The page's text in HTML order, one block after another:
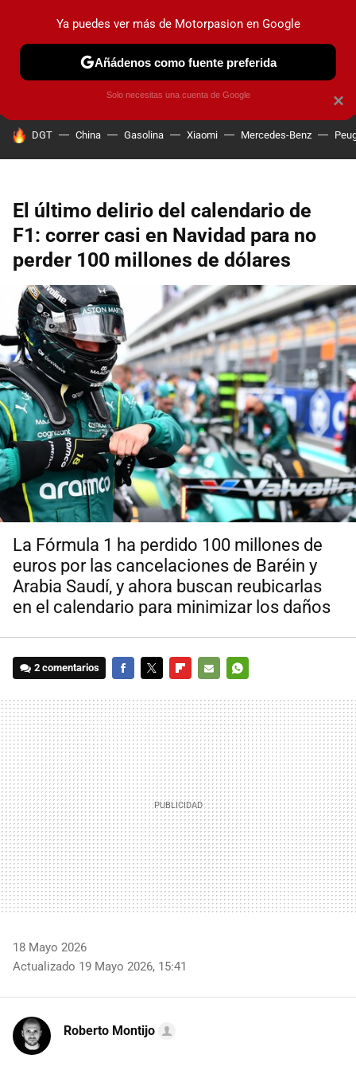
PRUEBAS COCHES ELÉCTRICOS OBSERVATORIO
HOY SE HABLA DE
DGT China Gasolina Xiaomi Mercedes-Benz
El último delirio del calendario de
F1: correr casi en Navidad para no
perder 100 millones de dólares
La Fórmula 1 ha perdido 100 millones de
euros por las cancelaciones de Baréin y
Arabia Saudí, y ahora buscan reubicarlas
en el calendario para minimizar los daños
2 comentarios
MAIL
18 Mayo 2026
Actualizado 19 Mayo 2026, 15:41
Roberto Montijo
×
Ya puedes ver más de Motorpasion en Google
Añádenos como fuente preferida
Solo necesitas una cuenta de Google